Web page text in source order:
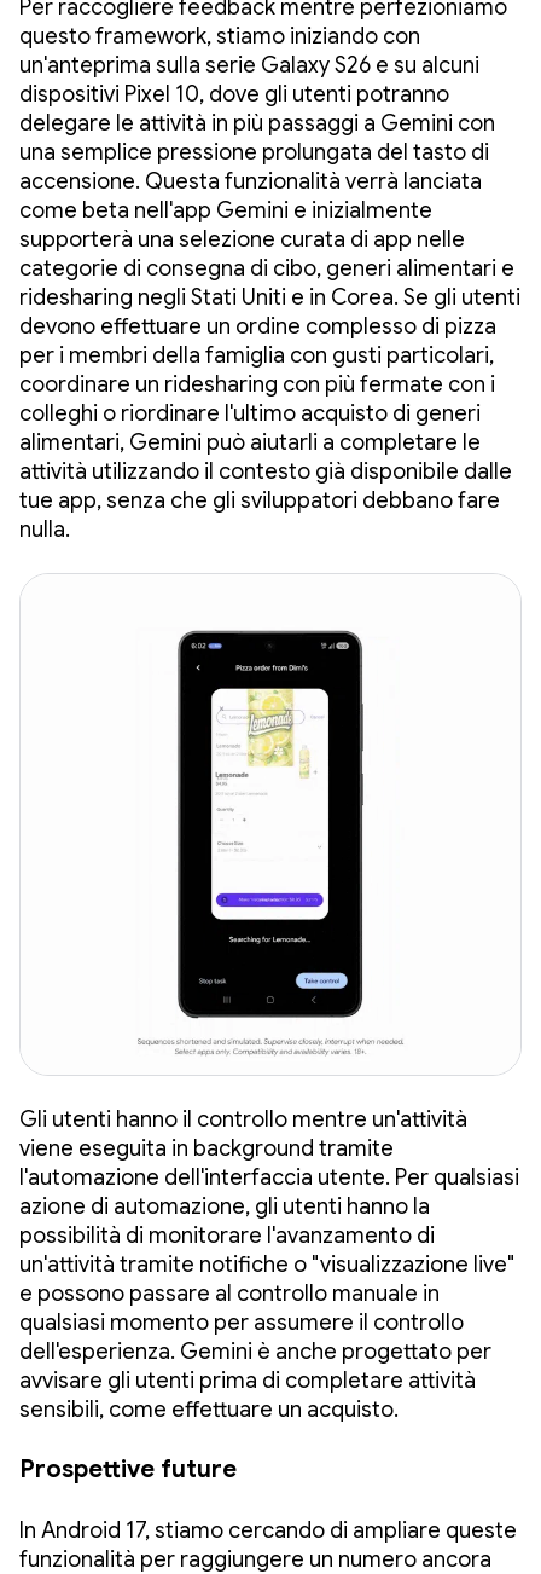
Per raccogliere feedback mentre perfezioniamo
questo framework, stiamo iniziando con
un'anteprima sulla serie Galaxy S26 e su alcuni
dispositivi Pixel 10, dove gli utenti potranno
delegare le attività in più passaggi a Gemini con
una semplice pressione prolungata del tasto di
accensione. Questa funzionalità verrà lanciata
come beta nell'app Gemini e inizialmente
supporterà una selezione curata di app nelle
categorie di consegna di cibo, generi alimentari e
ridesharing negli Stati Uniti e in Corea. Se gli utenti
devono effettuare un ordine complesso di pizza
per i membri della famiglia con gusti particolari,
coordinare un ridesharing con più fermate con i
colleghi o riordinare l'ultimo acquisto di generi
alimentari, Gemini può aiutarli a completare le
attività utilizzando il contesto già disponibile dalle
tue app, senza che gli sviluppatori debbano fare
nulla.
Gli utenti hanno il controllo mentre un'attività
viene eseguita in background tramite
l'automazione dell'interfaccia utente. Per qualsiasi
azione di automazione, gli utenti hanno la
possibilità di monitorare l'avanzamento di
un'attività tramite notifiche o "visualizzazione live"
e possono passare al controllo manuale in
qualsiasi momento per assumere il controllo
dell'esperienza. Gemini è anche progettato per
avvisare gli utenti prima di completare attività
sensibili, come effettuare un acquisto.
Prospettive future
In Android 17, stiamo cercando di ampliare queste
funzionalità per raggiungere un numero ancora